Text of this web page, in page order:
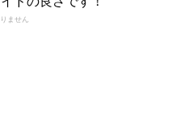
ません